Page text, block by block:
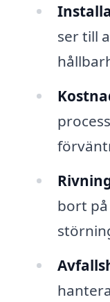
ser till
bort